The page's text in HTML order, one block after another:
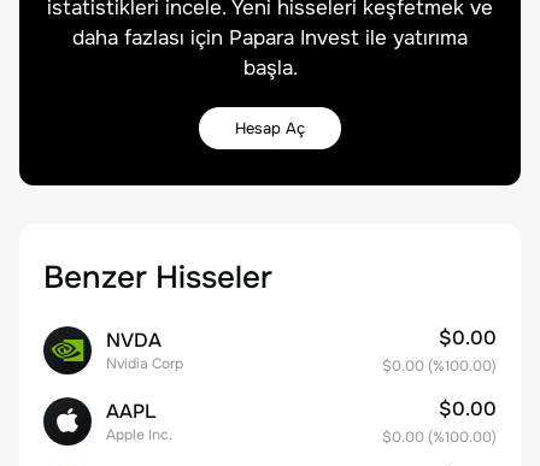
istatistikleri incele. Yeni hisseleri keşfetmek ve
daha fazlası için Papara Invest ile yatırıma
başla.
Hesap Aç
Benzer Hisseler
NVDA
Nvidia Corp
$0.00
$0.00 (%100.00)
AAPL
Apple Inc.
$0.00
$0.00 (%100.00)